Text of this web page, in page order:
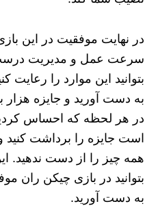
در نهایت موفقیت در این
سرعت عمل و مدیریت
بتوانید این موارد را رعایت
به دست آورید و جایزه هزار
در هر لحظه که احساس
است جایزه را برداشت کنید و
همه چیز را از دست ندهید.
بتوانید در بازی چیکن ران
به دست آورید.